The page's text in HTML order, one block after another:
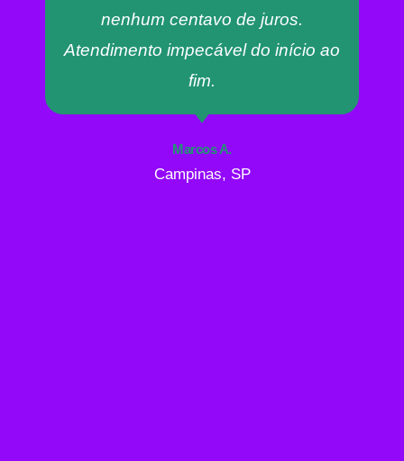
nenhum centavo de juros.
Atendimento impecável do início ao
fim.
Marcos A.
Campinas, SP